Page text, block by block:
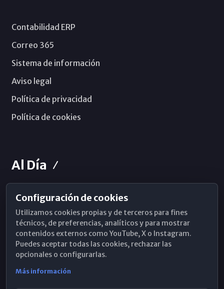
Contabilidad ERP
Correo 365
Sistema de información
Aviso legal
Política de privacidad
Política de cookies
Al Día
Horarios de Misa
Hemeroteca
WhatsApp
Configuración de cookies
Utilizamos cookies propias y de terceros para fines
técnicos, de preferencias, analíticos y para mostrar
contenidos externos como YouTube, X o Instagram.
Puedes aceptar todas las cookies, rechazar las
opcionales o configurarlas.
Más información